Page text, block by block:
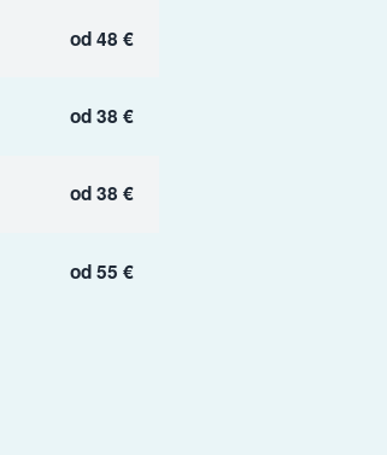
od 48 €
od 38 €
od 38 €
od 55 €